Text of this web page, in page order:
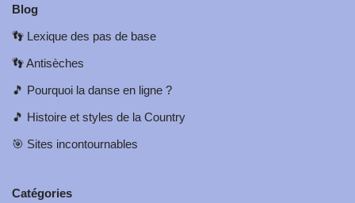
Blog
👣 Lexique des pas de base
👣Antisèches
🎵 Pourquoi la danse en ligne ?
🎵 Histoire et styles de la Country
🎯 Sites incontournables
Catégories